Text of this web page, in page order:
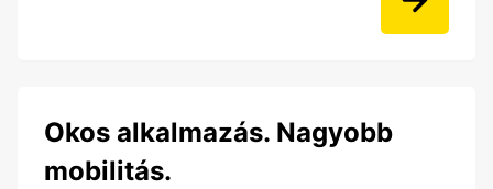
Okos alkalmazás. Nagyobb
mobilitás.